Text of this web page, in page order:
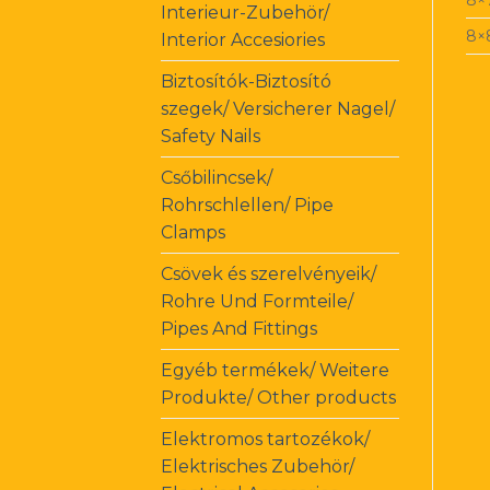
Interieur-Zubehör/
Interior Accesiories
Biztosítók-Biztosító
szegek/ Versicherer Nagel/
Safety Nails
Csőbilincsek/
Rohrschlellen/ Pipe
Clamps
Csövek és szerelvényeik/
Rohre Und Formteile/
Pipes And Fittings
Egyéb termékek/ Weitere
Produkte/ Other products
Elektromos tartozékok/
Elektrisches Zubehör/